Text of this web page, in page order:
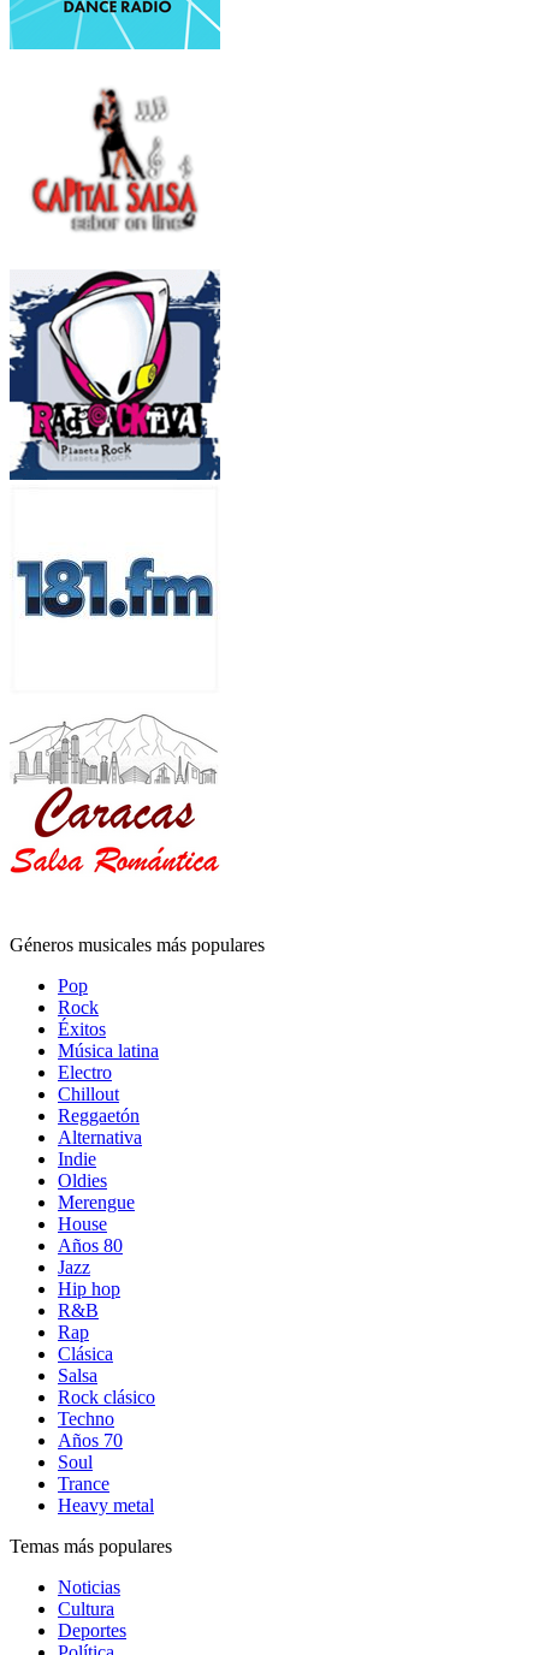
Géneros musicales más populares
Pop
Rock
Éxitos
Música latina
Electro
Chillout
Reggaetón
Alternativa
Indie
Oldies
Merengue
House
Años 80
Jazz
Hip hop
R&B
Rap
Clásica
Salsa
Rock clásico
Techno
Años 70
Soul
Trance
Heavy metal
Temas más populares
Noticias
Cultura
Deportes